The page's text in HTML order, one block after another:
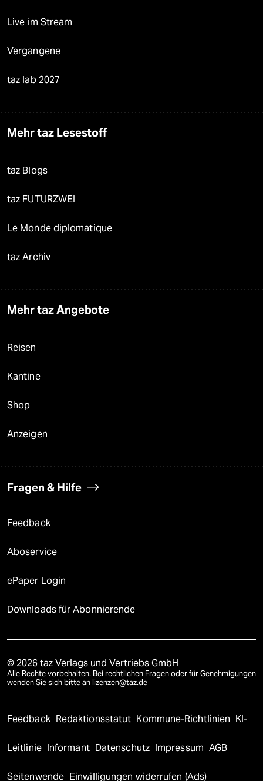
Live im Stream
Vergangene
taz lab 2027
Mehr taz Lesestoff
taz Blogs
taz FUTURZWEI
Le Monde diplomatique
taz Archiv
Mehr taz Angebote
Reisen
Kantine
Shop
Anzeigen
Fragen & Hilfe
Feedback
Aboservice
ePaper Login
Downloads für Abonnierende
© 2026 taz Verlags und Vertriebs GmbH
Alle Rechte vorbehalten. Bei rechtlichen Fragen oder für Genehmigungen
wenden Sie sich bitte an lizenzen@taz.de
Feedback Redaktionsstatut Kommune-Richtlinien KI-
Leitlinie Informant Datenschutz Impressum AGB
Seitenwende Einwilligungen widerrufen (Ads)